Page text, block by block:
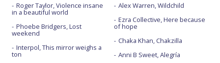
Roger Taylor, Violence insane
in a beautiful world
Phoebe Bridgers, Lost
weekend
Interpol, This mirror weighs a
ton
Alex Warren, Wildchild
Ezra Collective, Here because
of hope
Chaka Khan, Chakzilla
Anni B Sweet, Alegría